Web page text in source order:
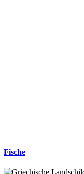
Fische